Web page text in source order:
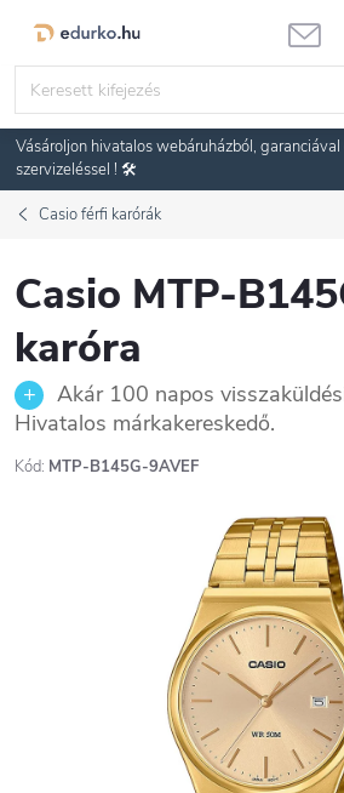
Vásároljon hivatalos webáruházból,
szervizeléssel ! 🛠️
Casio férfi karórák
Casio MTP-
karóra
Akár 100 napos
Hivatalos márkakereskedő.
Kód: MTP-B145G-9AVEF